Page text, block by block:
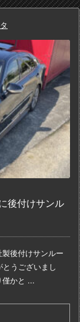
後付けサンル
後付けサンルー
とうございまし
僅かと ...